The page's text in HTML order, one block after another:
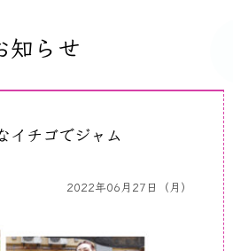
知らせ
イチゴでジャム
2022年06月27日（月）